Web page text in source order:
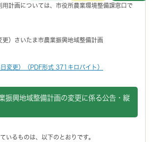
計画については、市役所農業環境整備課窓口で
更）さいたま市農業振興地域整備計画
変更）（PDF形式 371キロバイト）
振興地域整備計画の変更に係る公告・縦
いるものは、以下のとおりです。